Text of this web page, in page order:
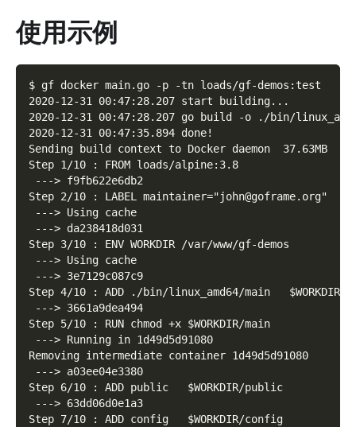
使用示例
$ gf docker main.go -p -tn loads/gf-demos:test
2020-12-31 00:47:28.207 start building...
2020-12-31 00:47:28.207 go build -o ./bin/
2020-12-31 00:47:35.894 done!
Sending build context to Docker daemon  37.63MB
Step 1/10 : FROM loads/alpine:3.8
---> f9fb622e6db2
Step 2/10 : LABEL maintainer="john@goframe.org"
---> Using cache
---> da238418d031
Step 3/10 : ENV WORKDIR /var/www/gf-demos
---> Using cache
---> 3e7129c087c9
Step 4/10 : ADD ./bin/linux_amd64/main   $WORKDIR/
---> 3661a9dea494
Step 5/10 : RUN chmod +x $WORKDIR/main
---> Running in 1d49d5d91080
Removing intermediate container 1d49d5d91080
---> a03ee04e3380
Step 6/10 : ADD public   $WORKDIR/public
---> 63dd06d0e1a3
Step 7/10 : ADD config   $WORKDIR/config